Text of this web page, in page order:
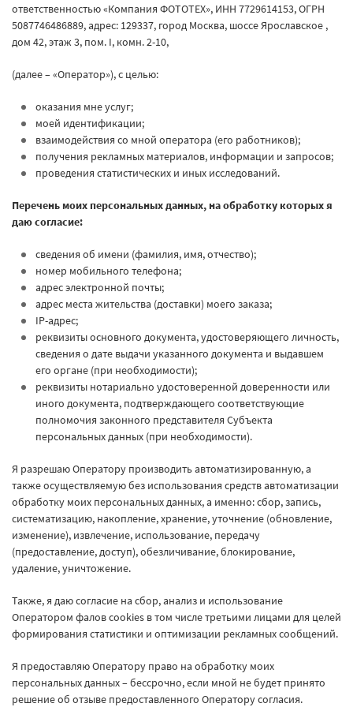
ответственностью «Компания ФОТОТЕХ», ИНН 7729614153, ОГРН
5087746486889, адрес: 129337, город Москва, шоссе Ярославское ,
дом 42, этаж 3, пом. I, комн. 2-10,
(далее – «Оператор»), с целью:
оказания мне услуг;
моей идентификации;
взаимодействия со мной оператора (его работников);
получения рекламных материалов, информации и запросов;
проведения статистических и иных исследований.
Перечень моих персональных данных, на обработку которых я
даю согласие:
сведения об имени (фамилия, имя, отчество);
номер мобильного телефона;
адрес электронной почты;
адрес места жительства (доставки) моего заказа;
IP-адрес;
реквизиты основного документа, удостоверяющего личность,
сведения о дате выдачи указанного документа и выдавшем
его органе (при необходимости);
реквизиты нотариально удостоверенной доверенности или
иного документа, подтверждающего соответствующие
полномочия законного представителя Субъекта
персональных данных (при необходимости).
Я разрешаю Оператору производить автоматизированную, а
также осуществляемую без использования средств автоматизации
обработку моих персональных данных, а именно: сбор, запись,
систематизацию, накопление, хранение, уточнение (обновление,
изменение), извлечение, использование, передачу
(предоставление, доступ), обезличивание, блокирование,
удаление, уничтожение.
Также, я даю согласие на сбор, анализ и использование
Оператором фалов cookies в том числе третьими лицами для целей
формирования статистики и оптимизации рекламных сообщений.
Я предоставляю Оператору право на обработку моих
персональных данных – бессрочно, если мной не будет принято
решение об отзыве предоставленного Оператору согласия.